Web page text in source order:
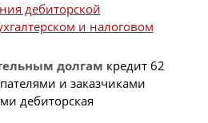
дебиторской
и налоговом
долгам кредит 62
и заказчиками
дебиторская